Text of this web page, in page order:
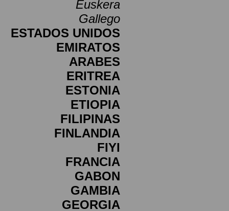
Euskera
Gallego
ESTADOS UNIDOS
EMIRATOS
ARABES
ERITREA
ESTONIA
ETIOPIA
FILIPINAS
FINLANDIA
FIYI
FRANCIA
GABON
GAMBIA
GEORGIA